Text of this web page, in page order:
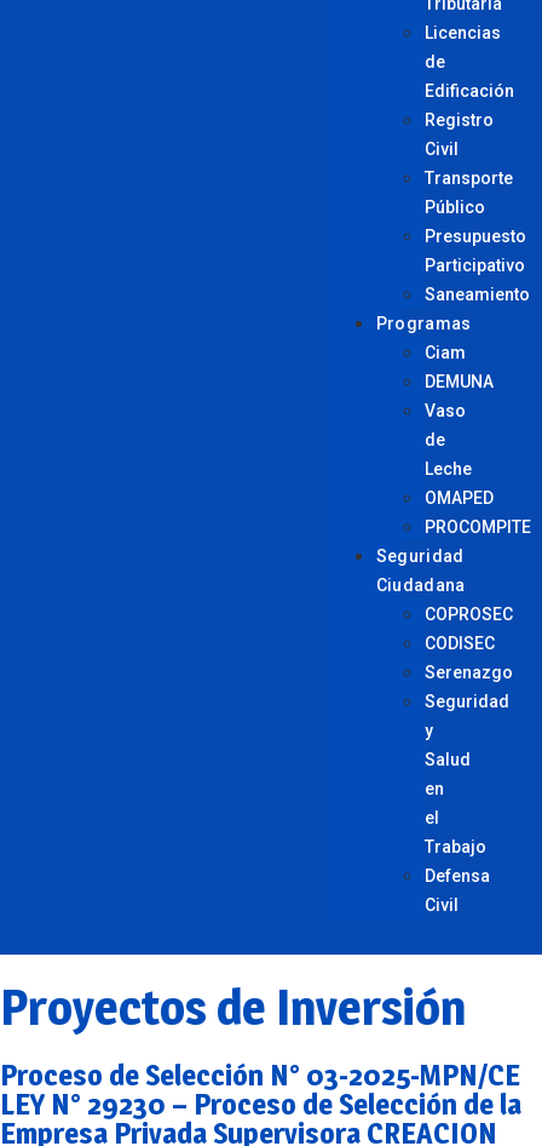
Licencias
de
Edificación
Registro
Civil
Transporte
Público
Presupuesto
Participativo
Saneamiento
Programas
Ciam
DEMUNA
Vaso
de
Leche
OMAPED
PROCOMPITE
Seguridad
Ciudadana
COPROSEC
CODISEC
Serenazgo
Seguridad
y
Salud
en
el
Trabajo
Defensa
Civil
Proyectos de Inversión
Proceso de Selección N° 03-2025-MPN/CE
LEY N° 29230 – Proceso de Selección de la
Empresa Privada Supervisora CREACION